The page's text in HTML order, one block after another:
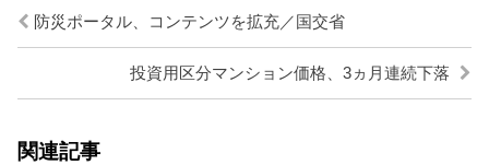
防災ポータル、コンテンツを拡充／国交省
投資用区分マンション価格、3ヵ月連続下落
関連記事